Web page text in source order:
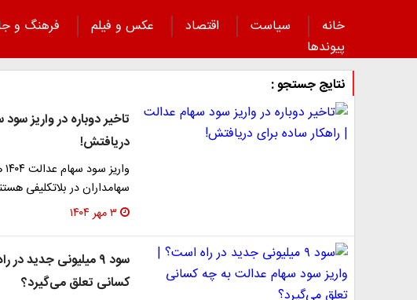
خانه سیاست اقتصاد عکس و فیلم فرهنگ و
پیوند‌ها
نتایج جستجو :
تاخیر دوباره در واریز
دریافتش!
سهامداران در بلاتکلیفی
۳ مهر ۱۴۰۴
سود ۹ میلیونی جدید
کسانی تعلق می‌گیرد؟